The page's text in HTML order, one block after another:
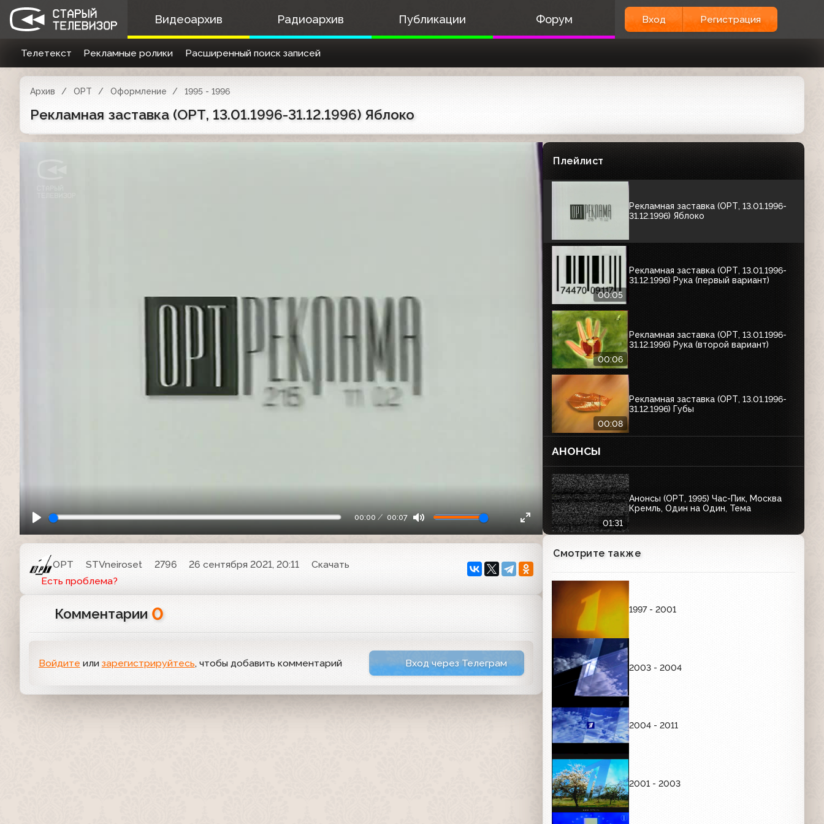
Видеоархив Радиоархив Публикации Форум Вход Регистрация
Телетекст Рекламные ролики Расширенный поиск записей
Архив ОРТ Оформление 1995 - 1996
Рекламная заставка (ОРТ, 13.01.1996-31.12.1996) Яблоко
00:00 00:07
ОРТ STVneiroset 2796 26 сентября 2021, 20:11
Скачать
Есть проблема?
Комментарии 0
Войдите или зарегистрируйтесь, чтобы добавить комментарий Вход через Телеграм
Плейлист
РЕКЛАМНЫЕ ЗАСТАВКИ
Рекламная заставка (ОРТ, 02.10.1995-
00:08
Рекламная заставка (ОРТ, 13.01.1996-
Рекламная заставка (ОРТ, 13.01.1996-
31.12.1996) Яблоко
00:05
Рекламная заставка (ОРТ, 13.01.1996-
31.12.1996) Рука (первый вариант)
00:06
Рекламная заставка (ОРТ, 13.01.1996-
31.12.1996) Рука (второй вариант)
00:08
Рекламная заставка (ОРТ, 13.01.1996-
31.12.1996) Губы
АНОНСЫ
01:31
Анонсы (ОРТ, 1995) Час-Пик, Москва
Кремль, Один на Один, Тема
01:03
01:20
02:29
00:17
Смотрите также
1997 - 2001
2003 - 2004
2004 - 2011
2001 - 2003